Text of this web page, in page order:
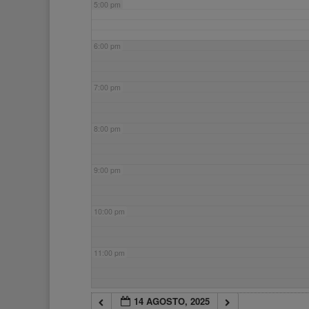
5:00 pm
6:00 pm
7:00 pm
8:00 pm
9:00 pm
10:00 pm
11:00 pm
14 AGOSTO, 2025